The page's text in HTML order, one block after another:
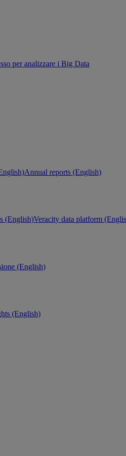
per analizzare i Big Data
Annual reports (English)
(English)Veracity data platform
(English)
(English)